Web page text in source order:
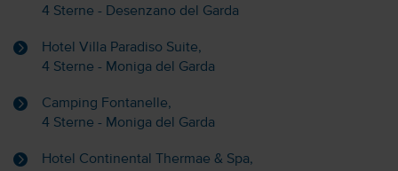
4 Sterne - Desenzano del Garda
Hotel Villa Paradiso Suite,
4 Sterne - Moniga del Garda
Camping Fontanelle,
4 Sterne - Moniga del Garda
Hotel Continental Thermae & Spa,